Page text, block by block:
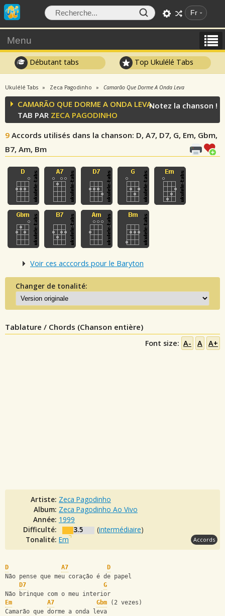
Fr
Menu
Débutant tabs Top Ukulélé Tabs
Ukulélé Tabs Zeca Pagodinho Camarão Que Dorme A Onda Leva
CAMARÃO QUE DORME A ONDA LEVA
TAB PAR ZECA PAGODINHO
9 Accords utilisés dans la chanson: D, A7, D7, G, Em, Gbm,
B7, Am, Bm
Notez la chanson !
Voir ces acccords pour le Baryton
Changer de tonalité:
Tablature / Chords (Chanson entière)
Font size: A- A A+
Artiste: Zeca Pagodinho
Album: Zeca Pagodinho Ao Vivo
Année: 1999
Difficulté:
3.5 (intermédiaire)
Tonalité: Em Accords
D A7
D
Não pense que meu coração é de papel
D7
G
Não brinque com o meu interior
Em
A7 Gbm (2 vezes)
Camarão que dorme a onda leva